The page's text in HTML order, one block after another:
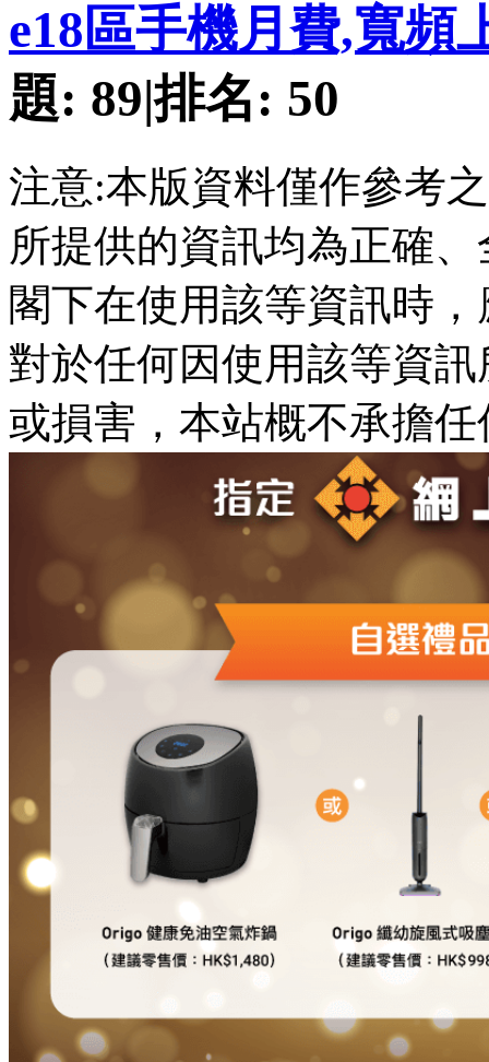
e18區手機月費,寬頻
題: 89|排名: 50
注意:本版資料僅作參考
所提供的資訊均為正確
閣下在使用該等資訊時
對於任何因使用該等資
或損害，本站概不承擔